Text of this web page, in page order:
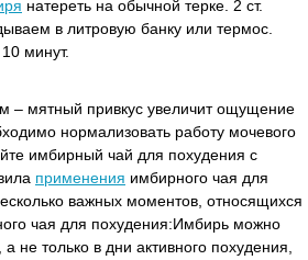
натереть на обычной терке. 2 ст.
в литровую банку или термос.
минут.
– мятный привкус увеличит ощущение
нормализовать работу мочевого
имбирный чай для похудения с
применения имбирного чая для
важных моментов, относящихся
чая для похудения:Имбирь можно
а не только в дни активного похудения,